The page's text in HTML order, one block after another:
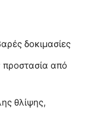
δοκιμασίες
προστασία από
θλίψης,